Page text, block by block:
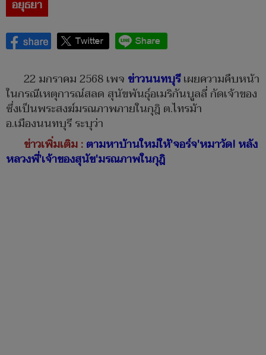
อยุธยา
22 มกราคม 2568 เพจ ข่าวนนทบุรีเผยความคืบหน้า
ในกรณีเหตุการณ์สลด สุนัขพันธุ์อเมริกันบูลลี่ กัดเจ้าของ
ซึ่งเป็นพระสงฆ์มรณภาพภายในกุฎิ ต.ไทรม้า
อ.เมืองนนทบุรี ระบุว่า
ข่าวเพิ่มเติม :ตามหาบ้านใหม่ให้'จอร์จ'หมาวัด! หลัง
หลวงพี่'เจ้าของสุนัข'มรณภาพในกุฎิ